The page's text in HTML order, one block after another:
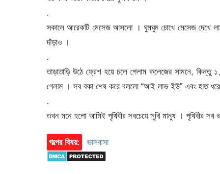
.
সকালে আরেকটি মেসেজ আসলো । ঘুমঘুম চোখে মেসেজ দেখে
দাঁড়াও ।
.
তাড়াতাড়ি উঠে ফ্রেশ হয়ে চলে গেলাম কলেজের সামনে, কিন্তু
গেলাম । সব বকা শেষ করে বললো “আই লাভ ইউ” এবং হাত ধরে
.
তখন মনে হলো আমিই পৃথিবীর সবচেয়ে সুখি মানুষ । পৃথিবীর সব
গল্পের বিষয়: ভালবাসা